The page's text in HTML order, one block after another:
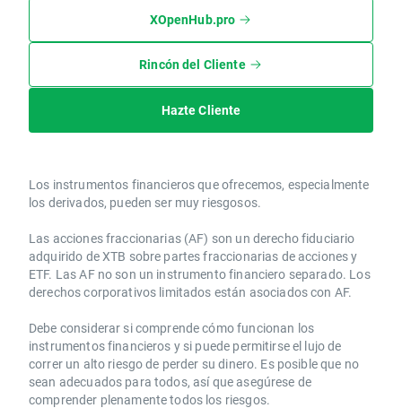
XOpenHub.pro
Rincón del Cliente
Hazte Cliente
Los instrumentos financieros que ofrecemos, especialmente
los derivados, pueden ser muy riesgosos.
Las acciones fraccionarias (AF) son un derecho fiduciario
adquirido de XTB sobre partes fraccionarias de acciones y
ETF. Las AF no son un instrumento financiero separado. Los
derechos corporativos limitados están asociados con AF.
Debe considerar si comprende cómo funcionan los
instrumentos financieros y si puede permitirse el lujo de
correr un alto riesgo de perder su dinero. Es posible que no
sean adecuados para todos, así que asegúrese de
comprender plenamente todos los riesgos.